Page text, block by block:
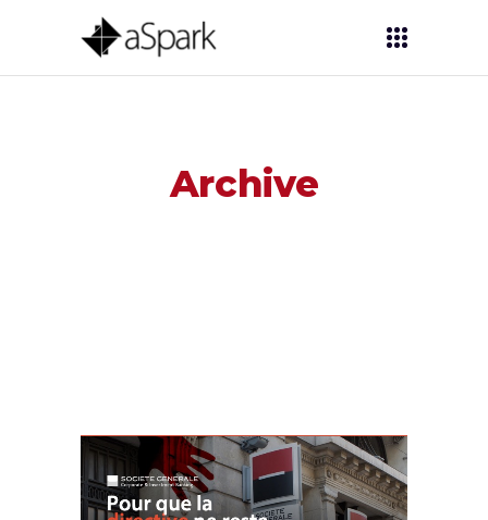
Archive